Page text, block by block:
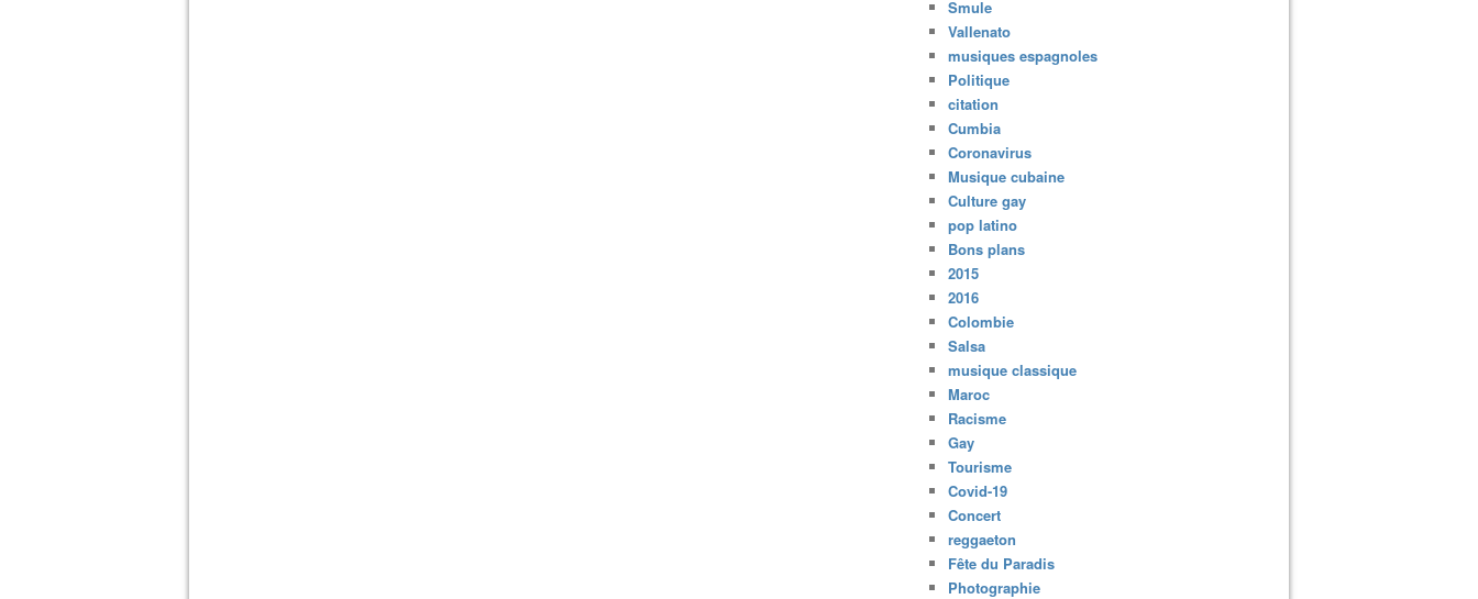
Smule
Vallenato
musiques espagnoles
Politique
citation
Cumbia
Coronavirus
Musique cubaine
Culture gay
pop latino
Bons plans
2015
2016
Colombie
Salsa
musique classique
Maroc
Racisme
Gay
Tourisme
Covid-19
Concert
reggaeton
Fête du Paradis
Photographie